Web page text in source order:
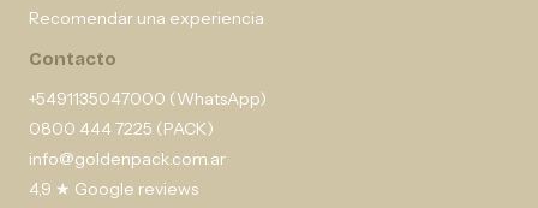
Recomendar una experiencia
Contacto
+5491135047000 (WhatsApp)
0800 444 7225 (PACK)
info@goldenpack.com.ar
4,9 ★ Google reviews